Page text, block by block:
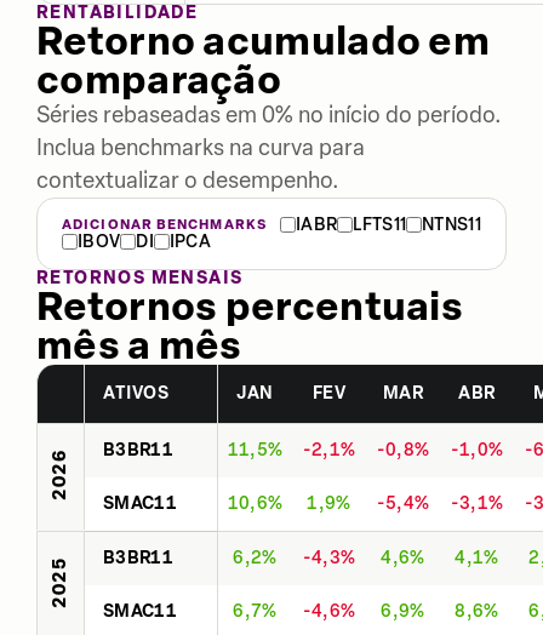
RENTABILIDADE
Retorno acumulado em
comparação
Séries rebaseadas em 0% no início do período.
Inclua benchmarks na curva para
contextualizar o desempenho.
ADICIONAR BENCHMARKS IABR LFTS11
NTNS11
IBOV
DI
IPCA
RETORNOS MENSAIS
Retornos percentuais
mês a mês
ATIVOS JAN FEV MAR ABR
2026 B3BR11 11,5% -2,1% -0,8% -1,0% -
SMAC11 10,6% 1,9% -5,4% -3,1% -
2025 B3BR11 6,2% -4,3% 4,6% 4,1%
SMAC11 6,7% -4,6% 6,9% 8,6%